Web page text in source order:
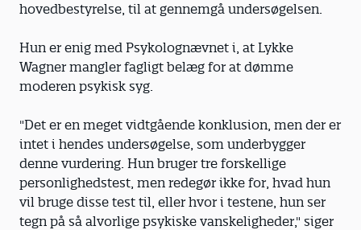
hovedbestyrelse, til at gennemgå undersøgelsen.
Hun er enig med Psykolognævnet i, at Lykke
Wagner mangler fagligt belæg for at dømme
moderen psykisk syg.
"Det er en meget vidtgående konklusion, men der er
intet i hendes undersøgelse, som underbygger
denne vurdering. Hun bruger tre forskellige
personlighedstest, men redegør ikke for, hvad hun
vil bruge disse test til, eller hvor i testene, hun ser
tegn på så alvorlige psykiske vanskeligheder," siger